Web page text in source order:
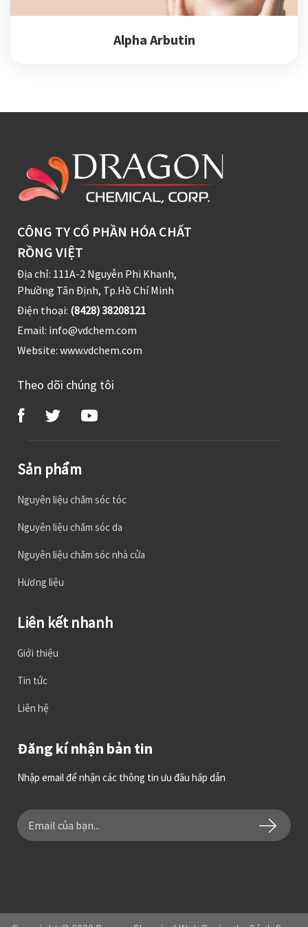
Alpha Arbutin
CÔNG TY CỔ PHẦN HÓA CHẤT
RỒNG VIỆT
Địa chỉ: 111A-2 Nguyễn Phi Khanh,
Phường Tân Định, Tp.Hồ Chí Minh
Điện thoại: (8428) 38208121
Email: info@vdchem.com
Website: www.vdchem.com
Theo dõi chúng tôi
Sản phẩm
Nguyên liệu chăm sóc tóc
Nguyên liệu chăm sóc da
Nguyên liệu chăm sóc nhà cửa
Hương liệu
Liên kết nhanh
Giới thiệu
Tin tức
Liên hệ
Đăng kí nhận bản tin
Nhập email để nhận các thông tin ưu đãu hấp dẫn